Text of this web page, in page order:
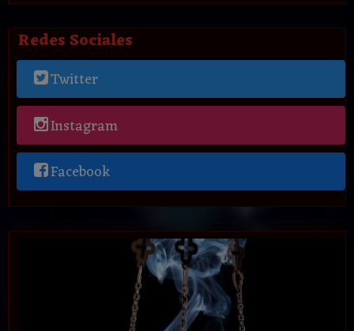
Redes Sociales
Twitter
Instagram
Facebook